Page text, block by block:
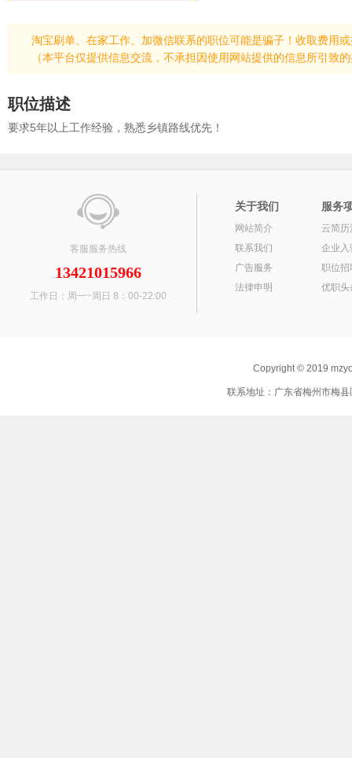
淘宝刷单、在家工作、加微信联系的职位可能是骗子！收取费用
（本平台仅提供信息交流，不承担因使用网站提供的信息所引致
职位描述
要求5年以上工作经验，熟悉乡镇路线优先！
客服服务热线
13421015966
工作日：周一~周日 8：00-22:00
关于我们
网站简介
联系我们
广告服务
法律申明
服务
云简历
企业入
职位招
优职头
Copyright © 2019
联系地址：广东省梅州市梅